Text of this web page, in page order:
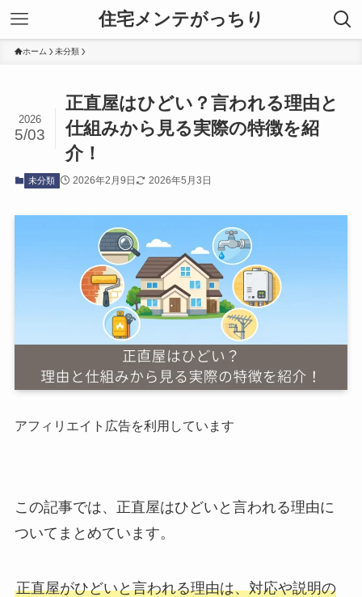
住宅メンテがっちり
ホーム 未分類
正直屋はひどい？言われる理由と
仕組みから見る実際の特徴を紹
介！
2026
5/03
未分類 2026年2月9日 2026年5月3日
アフィリエイト広告を利用しています
この記事では、正直屋はひどいと言われる理由に
ついてまとめています。
正直屋がひどいと言われる理由は、対応や説明の